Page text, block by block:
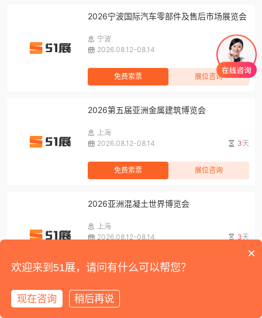
2026宁波国际汽车零部件及售后市场展览会
宁波
2026.08.12-08.14
3天
免费索票 展位咨询
2026第五届亚洲金属建筑博览会
上海
2026.08.12-08.14
3天
免费索票 展位咨询
2026亚洲混凝土世界博览会
上海
2026.08.12-08.14
3天
免费索票
2026第二十一届上海国际汽车内饰与外饰展
览会暨智能舱驾一体化科技展
×
欢迎来到51展，请问有什么可以帮您？
现在咨询 稍后再说